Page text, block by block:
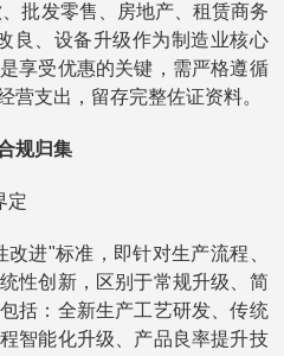
批发零售、房地产、租赁商务
良、设备升级作为制造业核心
享受优惠的关键，需严格遵循
营支出，留存完整佐证资料。
规归集
定
进"标准，即针对生产流程、
性创新，区别于常规升级、简
括：全新生产工艺研发、传统
智能化升级、产品良率提升技